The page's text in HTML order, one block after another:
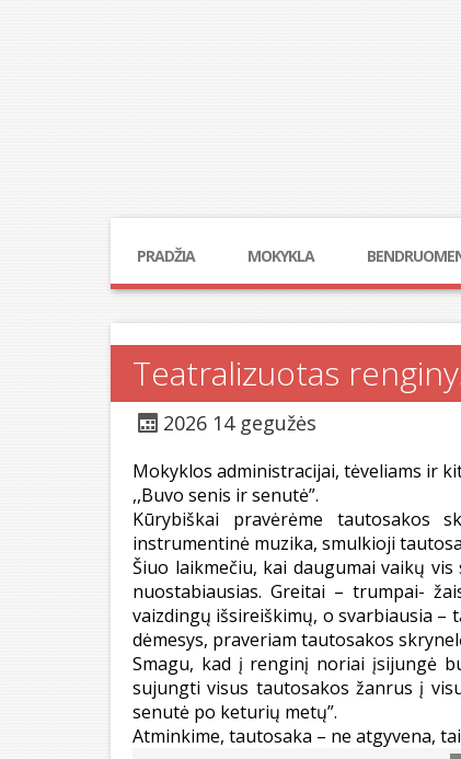
PRADŽIA MOKYKLA
Teatralizuotas
2026 14 gegužės
Mokyklos administracijai, tėveliams ir
,,Buvo senis ir senutė”.
Kūrybiškai pravėrėme tautosakos
instrumentinė muzika, smulkioji
Šiuo laikmečiu, kai daugumai vaikų
nuostabiausias. Greitai – trumpai-
vaizdingų išsireiškimų, o svarbiausia –
dėmesys, praveriam tautosakos
Smagu, kad į renginį noriai įsijungė
sujungti visus tautosakos žanrus į
senutė po keturių metų”.
Atminkime, tautosaka – ne atgyvena,